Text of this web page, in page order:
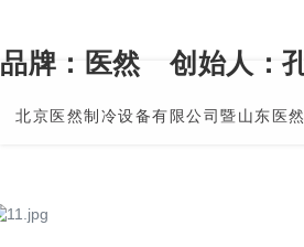
品牌：医然创始人：
北京医然制冷设备有限公司暨山东医